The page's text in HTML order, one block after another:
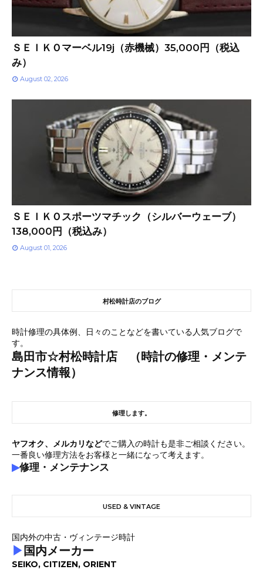
ＳＥＩＫＯマーベル19j（赤機械）35,000円（税込
み）
August 02, 2026
ＳＥＩＫＯスポーツマチック（シルバーウェーブ）
138,000円（税込み）
August 01, 2026
村松時計店のブログ
時計修理の具体例、日々のことなどを書いている人気ブログで
す。
島田市☆村松時計店 （時計の修理・メンテ
ナンス情報）
修理します。
ヤフオク、メルカリなどでご購入の時計も是非ご相談ください。
一番良い修理方法をお客様と一緒になって考えます。
▶修理・メンテナンス
USED & VINTAGE
国内外の中古・ヴィンテージ時計
▶ 国内メーカー
SEIKO, CITIZEN, ORIENT